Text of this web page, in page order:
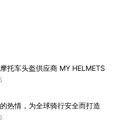
托车头盔供应商 MY HELMETS
热情，为全球骑行安全而打造